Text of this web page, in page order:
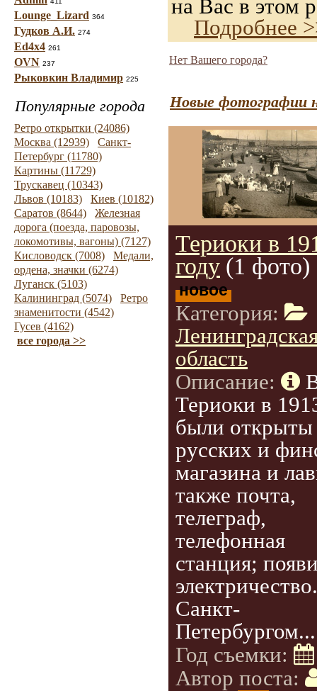
Lounge_Lizard 364
Гудков А.И. 274
Ed4x4 261
OVN 237
Рыковкин Владимир 225
Популярные города
Ретро открытки (24086)
Москва (12939)
Санкт-
Петербург (11780)
Картины (11729)
Трускавец (10343)
Львов (10183)
Киев (10182)
Саратов (8644)
Железная
дорога (поезда, паровозы,
локомотивы, вагоны) (7127)
Кисловодск (7008)
Медали,
ордена, значки (6274)
Луганск (5103)
Калининград (5074)
Ретро
знаменитости (4542)
Гусев (4162)
все города >>
на Вас в этом
Подробнее
Нет Вашего города?
Новые фотографии
Териоки в
году (1 фото)
новое
Категория:
область
Описание:
Териоки в
были открыты
русских и
магазина и
также почта,
телеграф,
телефонная
станция;
Санкт-
Петербургом...
Год съемки:
Автор поста: